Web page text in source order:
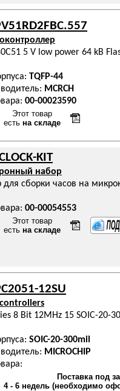
5 V low power 64 kB
TQFP-44
MCRCH
00-00023590
Этот товар
есть на складе
KIT
набор
для сборки часов на
00-00054553
Этот товар
есть на складе
12SU
8 Bit 12MHz 15 SOIC-20-
SOIC-20-300mil
MICROCHIP
Поставка под
4 - 6 недель (необходимо